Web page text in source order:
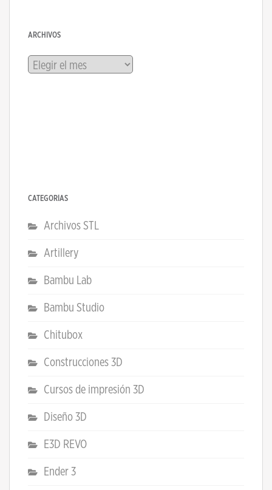
ARCHIVOS
Archivos
CATEGORÍAS
Archivos STL
Artillery
Bambu Lab
Bambu Studio
Chitubox
Construcciones 3D
Cursos de impresión 3D
Diseño 3D
E3D REVO
Ender 3